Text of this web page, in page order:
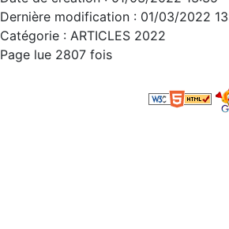
Dernière modification : 01/03/2022
Catégorie : ARTICLES 2022
Page lue 2807 fois